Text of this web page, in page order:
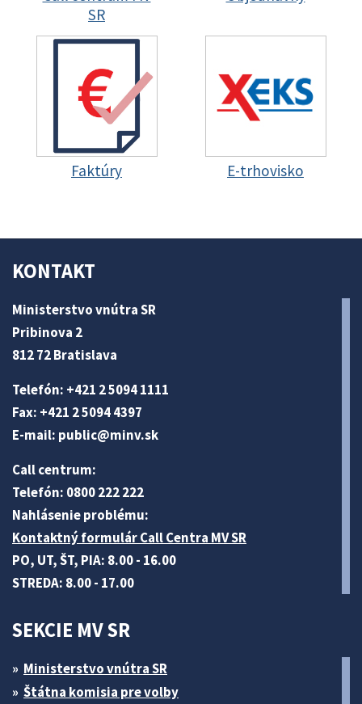
SR
Faktúry E-trhovisko
KONTAKT
Ministerstvo vnútra SR
Pribinova 2
812 72 Bratislava
Telefón: +421 2 5094 1111
Fax: +421 2 5094 4397
E-mail: public@minv.sk
Call centrum:
Telefón: 0800 222 222
Nahlásenie problému:
Kontaktný formulár Call Centra MV SR
PO, UT, ŠT, PIA: 8.00 - 16.00
STREDA: 8.00 - 17.00
SEKCIE MV SR
Ministerstvo vnútra SR
Štátna komisia pre volby